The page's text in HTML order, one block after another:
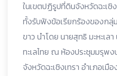
ในเขตปฏิรูปที่ดินจังหวัดฉะเชิ
ทั้งรับฟังข้อเรียกร้องของกลุ่
ขาว นำโดย นายสุทธิ มะหะเล
ทะเลไทย ณ ห้องประชุมมรุพ
จังหวัดฉะเชิงเทรา อำเภอเมื